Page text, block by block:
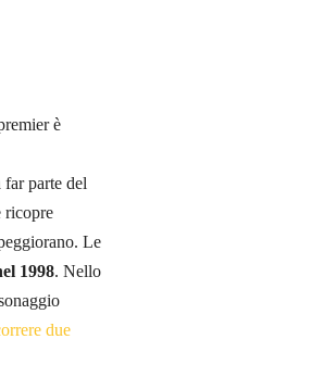
è
parte del
Le
1998. Nello
due